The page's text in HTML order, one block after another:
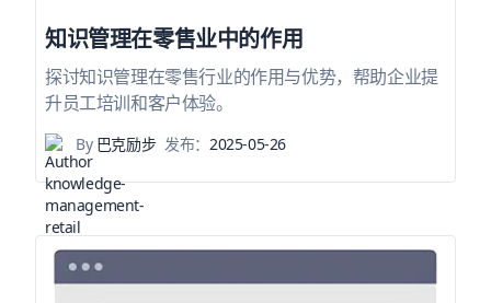
知识管理在零售业中的作用
探讨知识管理在零售行业的作用与优势，帮助企业提
升员工培训和客户体验。
By巴克励步 发布：2025-05-26